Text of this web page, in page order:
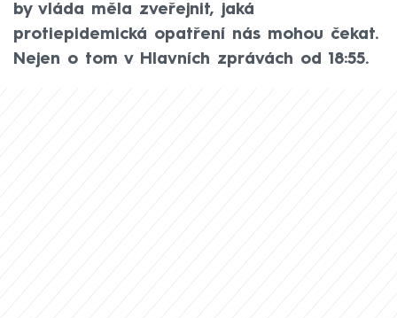
by vláda měla zveřejnit, jaká
protiepidemická opatření nás mohou čekat.
Nejen o tom v Hlavních zprávách od 18:55.